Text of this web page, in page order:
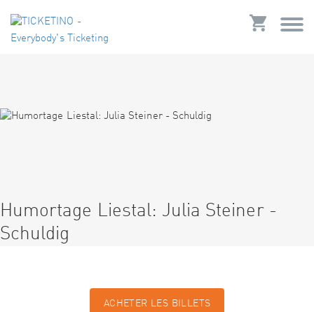
Humortage Liestal: Julia Steiner -
Schuldig
ACHETER LES BILLETS